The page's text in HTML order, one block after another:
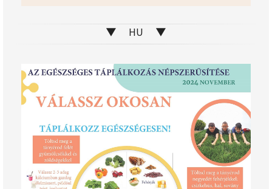
▼ HU ▼